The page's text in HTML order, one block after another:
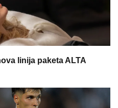
linija paketa ALTA